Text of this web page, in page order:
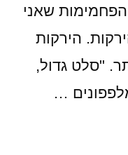
שאני
הירקות
"סלט גדול,
…